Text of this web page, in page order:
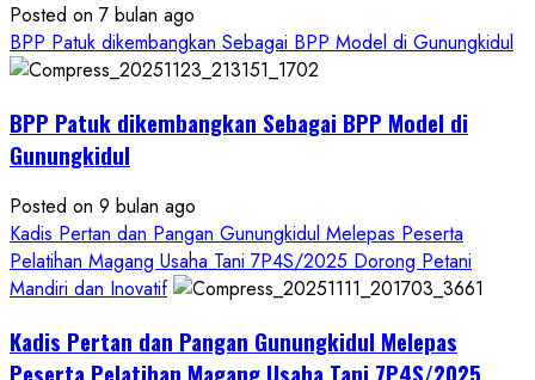
Posted on 7 bulan ago
BPP Patuk dikembangkan Sebagai BPP Model di Gunungkidul
BPP Patuk dikembangkan Sebagai BPP Model di
Gunungkidul
Posted on 9 bulan ago
Kadis Pertan dan Pangan Gunungkidul Melepas Peserta
Pelatihan Magang Usaha Tani 7P4S/2025 Dorong Petani
Mandiri dan Inovatif
Kadis Pertan dan Pangan Gunungkidul Melepas